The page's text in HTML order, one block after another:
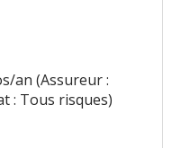
an (Assureur :
: Tous risques)